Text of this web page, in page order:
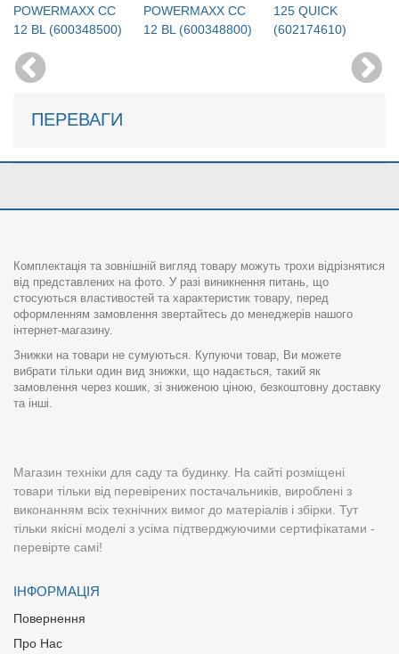
POWERMAXX CC
12 BL (600348500)
POWERMAXX CC
12 BL (600348800)
125 QUICK
(602174610)
ПЕРЕВАГИ
Комплектація та зовнішній вигляд товару можуть трохи відрізнятися
від представлених на фото. У разі виникнення питань, що
стосуються властивостей та характеристик товару, перед
оформленням замовлення звертайтесь до менеджерів нашого
інтернет-магазину.
Знижки на товари не сумуються. Купуючи товар, Ви можете
вибрати тільки один вид знижки, що надається, такий як
замовлення через кошик, зі зниженою ціною, безкоштовну доставку
та інші.
Магазин техніки для саду та будинку. На сайті розміщені
товари тільки від перевірених постачальників, вироблені з
виконанням всіх технічних вимог до матеріалів і збірки. Тут
тільки якісні моделі з усіма підтверджуючими сертифікатами -
перевірте самі!
ІНФОРМАЦІЯ
Повернення
Про Нас